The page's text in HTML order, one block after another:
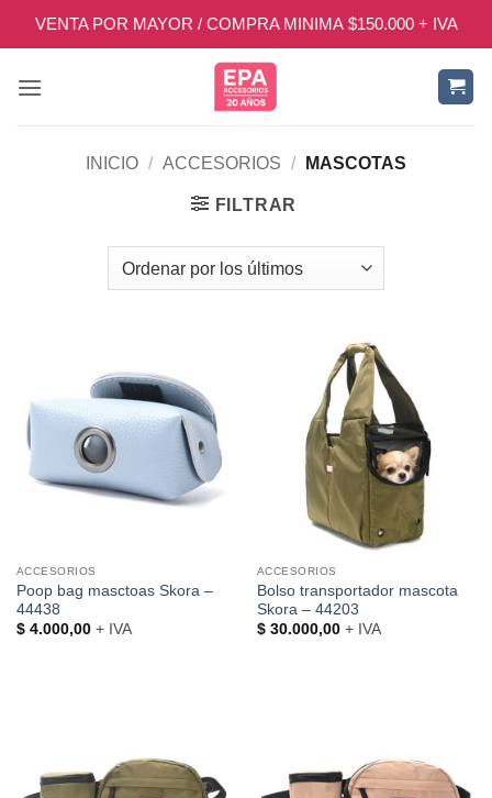
VENTA POR MAYOR / COMPRA MINIMA $150.000 + IVA
INICIO / ACCESORIOS / MASCOTAS
FILTRAR
ACCESORIOS
Poop bag masctoas Skora –
44438
$4.000,00+ IVA
ACCESORIOS
Bolso transportador mascota
Skora – 44203
$30.000,00+ IVA